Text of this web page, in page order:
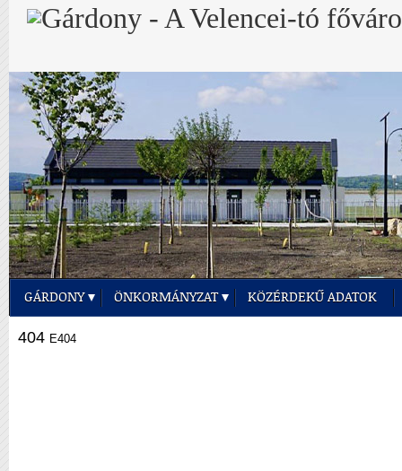
GÁRDONY ÖNKORMÁNYZAT KÖZÉRDEKŰ ADATOK
404 E404